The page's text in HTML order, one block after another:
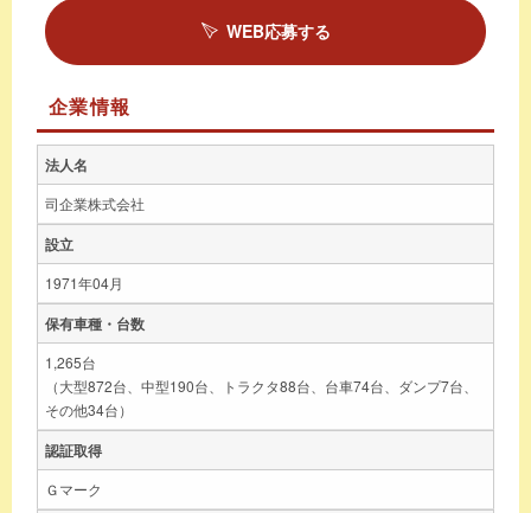
WEB応募する
企業情報
法人名
司企業株式会社
設立
1971年04月
保有車種・台数
1,265台
（大型872台、中型190台、トラクタ88台、台車74台、ダンプ7台、
その他34台）
認証取得
Ｇマーク